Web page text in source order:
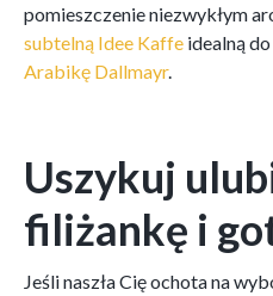
pomieszczenie niezwykłym
subtelną Idee Kaffe idealną
Arabikę Dallmayr.
Uszykuj
filiżankę i
Jeśli naszła Cię ochota na